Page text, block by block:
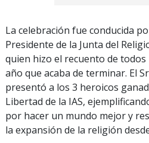
La celebración fue conducida
Presidente de la Junta del
quien hizo el recuento de
año que acaba de terminar. El
presentó a los 3 heroicos
Libertad de la IAS,
por hacer un mundo mejor y
la expansión de la religión